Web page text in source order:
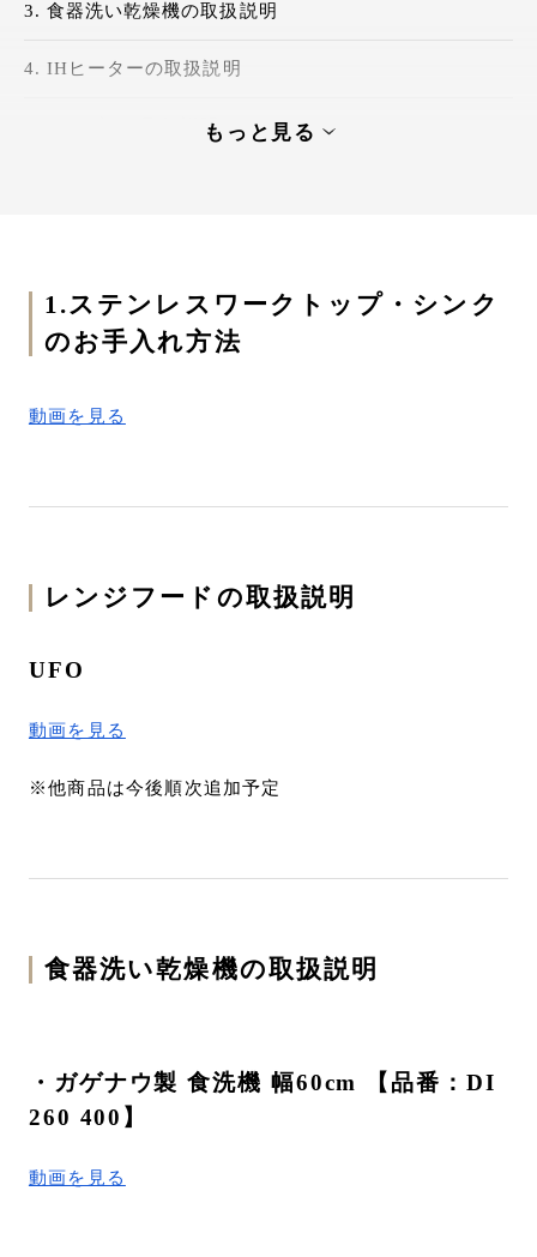
食器洗い乾燥機の取扱説明
IHヒーターの取扱説明
オーブンの取扱説明もっと見る
1.ステンレスワークトップ・シンク
のお手入れ方法
動画を見る
レンジフードの取扱説明
UFO
動画を見る
※他商品は今後順次追加予定
食器洗い乾燥機の取扱説明
・ガゲナウ製 食洗機 幅60cm 【品番：DI
260 400】
動画を見る